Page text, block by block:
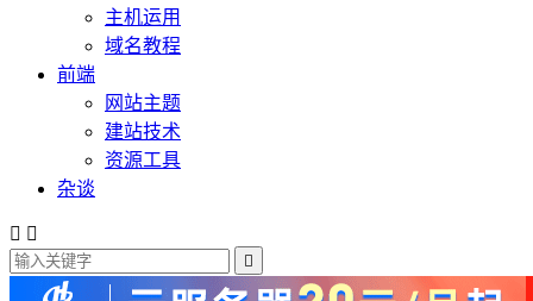
主机运用
域名教程
前端
网站主题
建站技术
资源工具
杂谈
 
